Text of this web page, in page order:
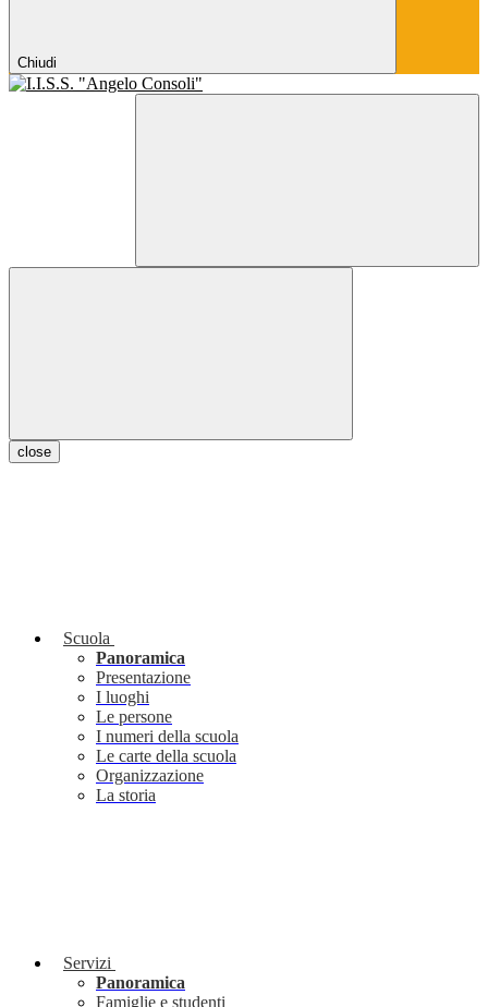
Chiudi
close
Scuola
Panoramica
Presentazione
I luoghi
Le persone
I numeri della scuola
Le carte della scuola
Organizzazione
La storia
Servizi
Panoramica
Famiglie e studenti